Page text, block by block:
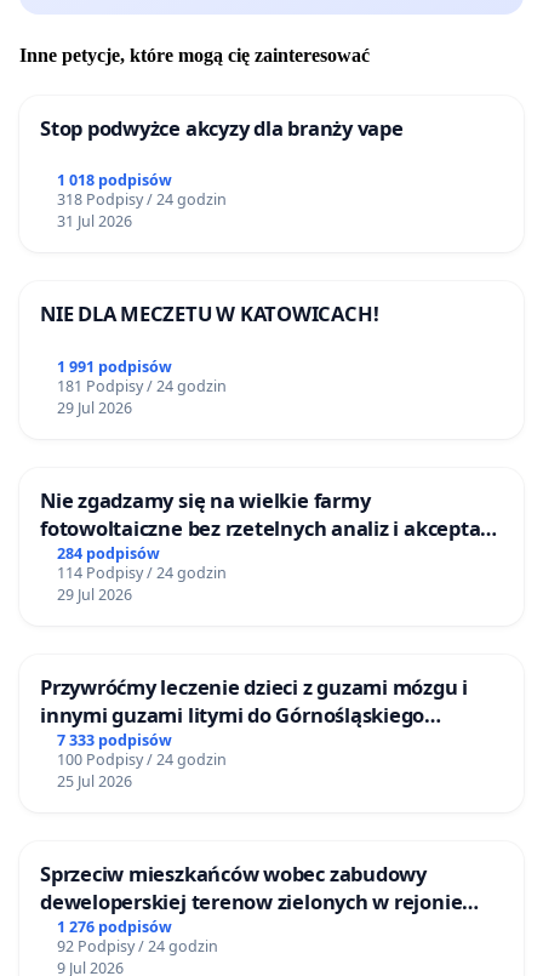
Inne petycje, które mogą cię zainteresować
Stop podwyżce akcyzy dla branży vape
1 018 podpisów
318 Podpisy / 24 godzin
31 Jul 2026
NIE DLA MECZETU W KATOWICACH!
1 991 podpisów
181 Podpisy / 24 godzin
29 Jul 2026
Nie zgadzamy się na wielkie farmy
fotowoltaiczne bez rzetelnych analiz i akceptacji
mieszkańców
284 podpisów
114 Podpisy / 24 godzin
29 Jul 2026
Przywróćmy leczenie dzieci z guzami mózgu i
innymi guzami litymi do Górnośląskiego
Centrum Zdrowia Dziecka w Katowicach
7 333 podpisów
100 Podpisy / 24 godzin
25 Jul 2026
Sprzeciw mieszkańców wobec zabudowy
deweloperskiej terenow zielonych w rejonie
Bulwarów Straceńskich w Bielsku-Białej
1 276 podpisów
92 Podpisy / 24 godzin
9 Jul 2026